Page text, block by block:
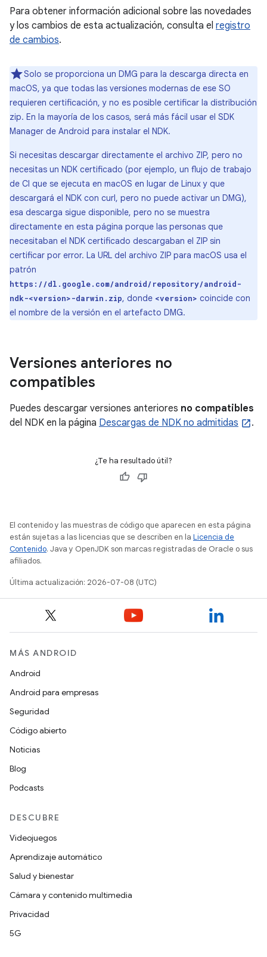
Para obtener información adicional sobre las novedades
y los cambios de esta actualización, consulta el registro
de cambios.
Solo se proporciona un DMG para la descarga directa en
macOS, ya que todas las versiones modernas de ese SO
requieren certificación, y no es posible certificar la distribución
zip. En la mayoría de los casos, será más fácil usar el SDK
Manager de Android para instalar el NDK.
Si necesitas descargar directamente el archivo ZIP, pero no
necesitas un NDK certificado (por ejemplo, un flujo de trabajo
de CI que se ejecuta en macOS en lugar de Linux y que
descargará el NDK con curl, pero no puede activar un DMG),
esa descarga sigue disponible, pero no se muestra
directamente en esta página porque las personas que
necesitaban el NDK certificado descargaban el ZIP sin
certificar por error. La URL del archivo ZIP para macOS usa el
patrón
https://dl.google.com/android/repository/android-
ndk-<version>-darwin.zip, donde <version> coincide con
el nombre de la versión en el artefacto DMG.
Versiones anteriores no
compatibles
Puedes descargar versiones anteriores no compatibles
del NDK en la página Descargas de NDK no admitidas .
¿Te ha resultado útil?
El contenido y las muestras de código que aparecen en esta página
están sujetas a las licencias que se describen en la Licencia de
Contenido. Java y OpenJDK son marcas registradas de Oracle o sus
afiliados.
Última actualización: 2026-07-08 (UTC)
MÁS ANDROID
Android
Android para empresas
Seguridad
Código abierto
Noticias
Blog
Podcasts
DESCUBRE
Videojuegos
Aprendizaje automático
Salud y bienestar
Cámara y contenido multimedia
Privacidad
5G